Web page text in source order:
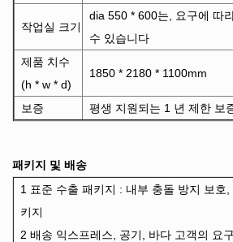
작업실 크기
dia 550 * 600는, 요구에 따
수 있습니다
제품 치수
(h * w * d)
1850 * 2180 * 1100mm
보증 평생 지원되는 1 년 제한 보
패키지 및 배송
1 표준 수출 패키지 : 내부 충돌 방지 보호
키지
2 배송 익스프레스, 공기, 바다 고객의 요